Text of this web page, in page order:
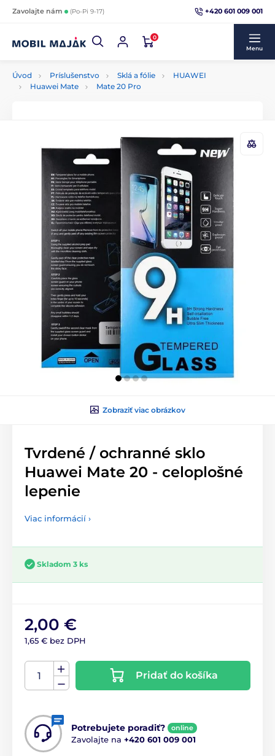
Zavolajte nám (Po-Pi 9-17) +420 601 009 001
0
Menu
Úvod Príslušenstvo Sklá a fólie
HUAWEI
Huawei Mate
Mate 20 Pro
Zobraziť viac obrázkov
Tvrdené / ochranné sklo
Huawei Mate 20 - celoplošné
lepenie
Viac informácií ›
Skladom 3 ks
2,00 €
1,65 € bez DPH
Pridať do košíka
Potrebujete poradiť? online
Zavolajte na +420 601 009 001